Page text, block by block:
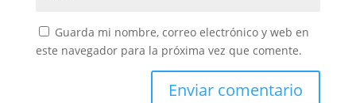
Guarda mi nombre, correo electrónico y web en
este navegador para la próxima vez que comente.